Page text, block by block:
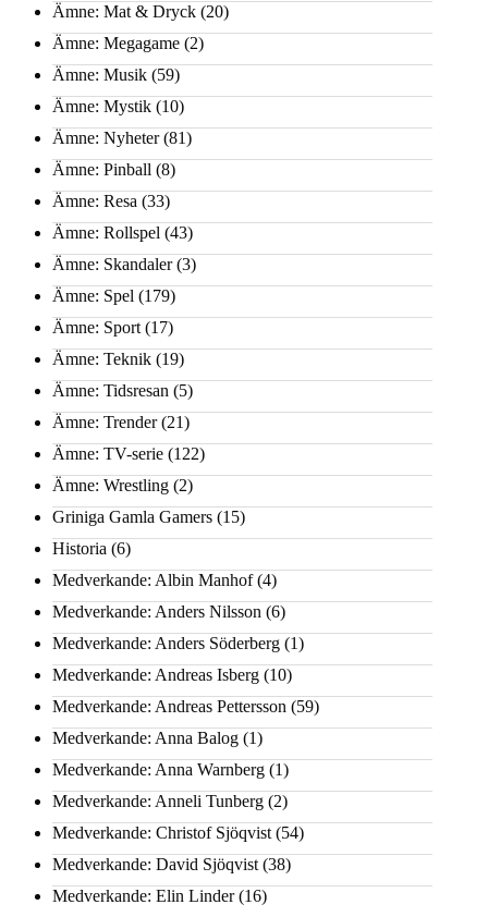
Ämne: Mat & Dryck (20)
Ämne: Megagame (2)
Ämne: Musik (59)
Ämne: Mystik (10)
Ämne: Nyheter(81)
Ämne: Pinball (8)
Ämne: Resa (33)
Ämne: Rollspel (43)
Ämne: Skandaler(3)
Ämne: Spel (179)
Ämne: Sport (17)
Ämne: Teknik (19)
Ämne: Tidsresan (5)
Ämne: Trender(21)
Ämne: TV-serie (122)
Ämne: Wrestling (2)
Griniga Gamla Gamers (15)
Historia (6)
Medverkande: Albin Manhof(4)
Medverkande: Anders Nilsson (6)
Medverkande: Anders Söderberg (1)
Medverkande: Andreas Isberg (10)
Medverkande: Andreas Pettersson (59)
Medverkande: Anna Balog (1)
Medverkande: Anna Warnberg (1)
Medverkande: Anneli Tunberg (2)
Medverkande: Christof Sjöqvist (54)
Medverkande: David Sjöqvist (38)
Medverkande: Elin Linder(16)